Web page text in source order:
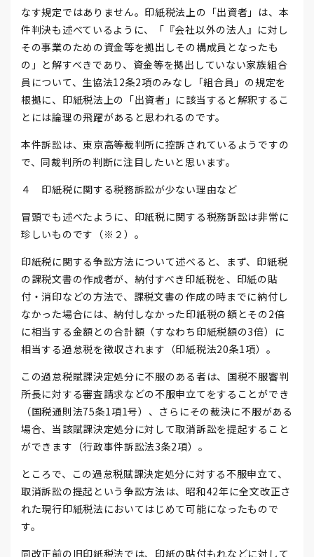
なす規定ではありません。印紙税法上の「出資者」は、本
件判決も述べているように、「『会社以外の法人』に対し
その事業のための資金等を拠出しその構成員となったも
の」と解すべきであり、資金等を拠出していない家族組合
員について、生協法12条2項のみなし「組合員」の規定を
根拠に、印紙税法上の「出資者」に該当すると解釈するこ
とには論理の飛躍があると思われるのです。
本件訴訟は、東京高等裁判所に控訴されているようですの
で、同裁判所の判断に注目したいと思います。
４ 印紙税に関する税務訴訟が少ない理由など
冒頭でも述べたように、印紙税に関する税務訴訟は非常に
珍しいものです（※２）。
印紙税に関する争訟方法について述べると、まず、印紙税
の課税文書の作成者が、納付すべき印紙税を、印紙の貼
付・消印などの方法で、課税文書の作成の時までに納付し
なかった場合には、納付しなかった印紙税の額とその2倍
に相当する金額との合計額（すなわち印紙税額の3倍）に
相当する過怠税を徴収されます（印紙税法20条1項）。
この過怠税賦課決定処分に不服のある者は、国税不服審判
所長に対する審査請求などの不服申立てをすることができ
（国税通則法75条1項1号）、さらにその裁決に不服がある
場合、当該賦課決定処分に対して取消訴訟を提起すること
ができます（行政事件訴訟法3条2項）。
ところで、この過怠税賦課決定処分に対する不服申立て、
取消訴訟の提起という争訟方法は、昭和42年に全文改正さ
れた現行印紙税法においてはじめて可能になったもので
す。
同改正前の旧印紙税法では、印紙の貼付もれなどに対して